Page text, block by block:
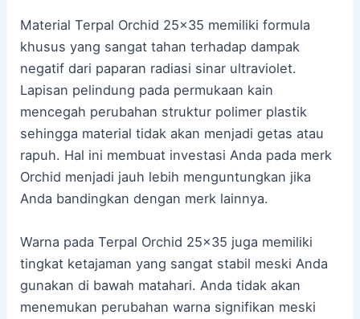
Material Terpal Orchid 25×35 memiliki formula
khusus yang sangat tahan terhadap dampak
negatif dari paparan radiasi sinar ultraviolet.
Lapisan pelindung pada permukaan kain
mencegah perubahan struktur polimer plastik
sehingga material tidak akan menjadi getas atau
rapuh. Hal ini membuat investasi Anda pada merk
Orchid menjadi jauh lebih menguntungkan jika
Anda bandingkan dengan merk lainnya.
Warna pada Terpal Orchid 25×35 juga memiliki
tingkat ketajaman yang sangat stabil meski Anda
gunakan di bawah matahari. Anda tidak akan
menemukan perubahan warna signifikan meski